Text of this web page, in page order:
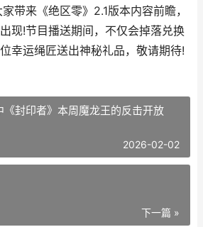
带来《绝区零》2.1版本内容前瞻，
现!节目播送期间，不仅会掉落兑换
幸运绳匠送出神秘礼品，敬请期待!
《封印者》本周魔龙王的反击开放
2026-02-02
下一篇 »